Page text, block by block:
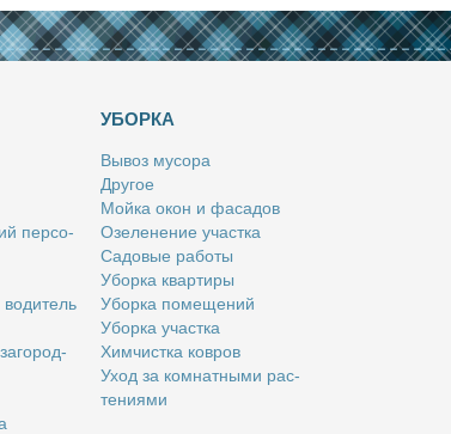
пер­со­
УБОРКА
Вы­воз му­со­ра
Дру­гое
Мой­ка окон и фа­са­дов
Озе­ле­не­ние участ­ка
Са­до­вые ра­бо­ты
Убор­ка квар­ти­ры
Убор­ка по­ме­ще­ний
Убор­ка участ­ка
Хим­чист­ка ков­ров
Уход за ком­нат­ны­ми рас­
те­ни­я­ми